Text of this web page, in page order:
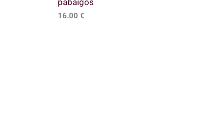
16.00 €